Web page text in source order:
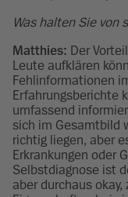
Was halten Sie von
Matthies: Der
Leute aufklären
Fehlinformationen
Erfahrungsberichte
umfassend
sich im Gesamtbild
richtig liegen, aber
Erkrankungen oder
Selbstdiagnose ist
aber durchaus